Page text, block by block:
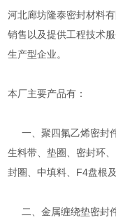
河北廊坊隆泰密封材料
销售以及提供工程技术
生产型企业。
本厂主要产品有：
一、聚四氟乙烯密封
生料带、垫圈、密封环
封圈、中填料、F4盘根
二、金属缠绕垫密封